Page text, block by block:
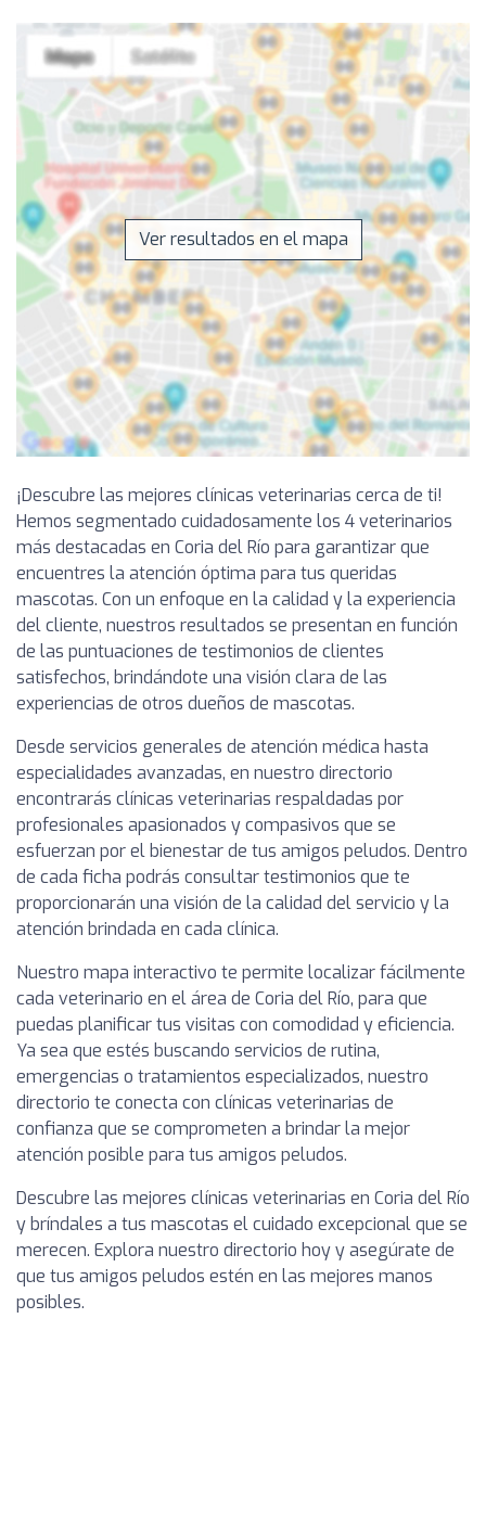
Ver resultados en el mapa
¡Descubre las mejores clínicas veterinarias cerca de ti!
Hemos segmentado cuidadosamente los 4 veterinarios
más destacadas en Coria del Río para garantizar que
encuentres la atención óptima para tus queridas
mascotas. Con un enfoque en la calidad y la experiencia
del cliente, nuestros resultados se presentan en función
de las puntuaciones de testimonios de clientes
satisfechos, brindándote una visión clara de las
experiencias de otros dueños de mascotas.
Desde servicios generales de atención médica hasta
especialidades avanzadas, en nuestro directorio
encontrarás clínicas veterinarias respaldadas por
profesionales apasionados y compasivos que se
esfuerzan por el bienestar de tus amigos peludos. Dentro
de cada ficha podrás consultar testimonios que te
proporcionarán una visión de la calidad del servicio y la
atención brindada en cada clínica.
Nuestro mapa interactivo te permite localizar fácilmente
cada veterinario en el área de Coria del Río, para que
puedas planificar tus visitas con comodidad y eficiencia.
Ya sea que estés buscando servicios de rutina,
emergencias o tratamientos especializados, nuestro
directorio te conecta con clínicas veterinarias de
confianza que se comprometen a brindar la mejor
atención posible para tus amigos peludos.
Descubre las mejores clínicas veterinarias en Coria del Río
y bríndales a tus mascotas el cuidado excepcional que se
merecen. Explora nuestro directorio hoy y asegúrate de
que tus amigos peludos estén en las mejores manos
posibles.